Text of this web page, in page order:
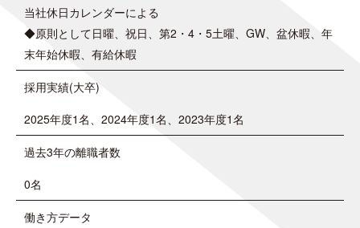
当社休日カレンダーによる
◆原則として日曜、祝日、第2・4・5土曜、GW、盆休暇、年
末年始休暇、有給休暇
採用実績(大卒)
2025年度1名、2024年度1名、2023年度1名
過去3年の離職者数
0名
働き方データ